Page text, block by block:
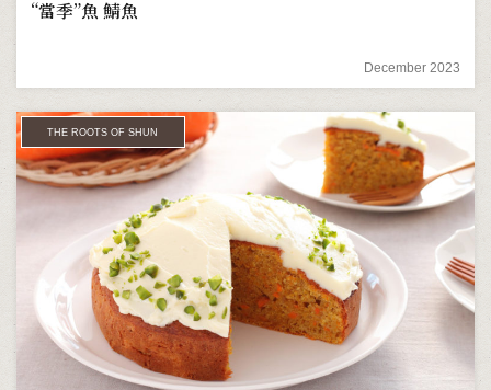
“當季”魚 鯖魚
December 2023
THE ROOTS OF SHUN